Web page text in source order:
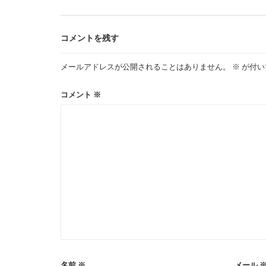
ゲ
ー
コメントを残す
メールアドレスが公開されることはありません。 ※ が付
コメント ※